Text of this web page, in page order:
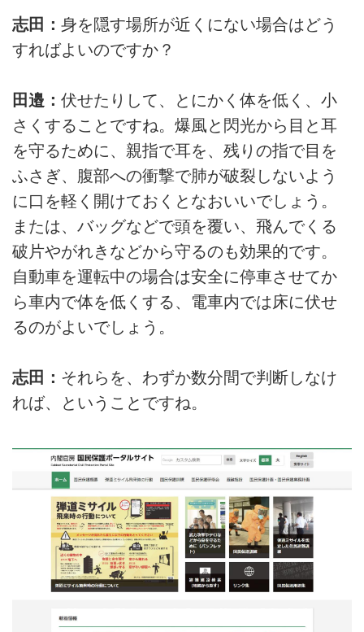
志田： 身を隠す場所が近くにない場合はどう
すればよいのですか？
田邉： 伏せたりして、とにかく体を低く、小
さくすることですね。爆風と閃光から目と耳
を守るために、親指で耳を、残りの指で目を
ふさぎ、腹部への衝撃で肺が破裂しないよう
に口を軽く開けておくとなおいいでしょう。
または、バッグなどで頭を覆い、飛んでくる
破片やがれきなどから守るのも効果的です。
自動車を運転中の場合は安全に停車させてか
ら車内で体を低くする、電車内では床に伏せ
るのがよいでしょう。
志田： それらを、わずか数分間で判断しなけ
れば、ということですね。